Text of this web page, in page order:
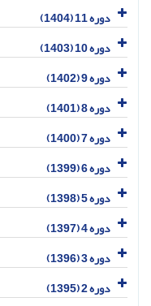
دوره 11 (1404)
دوره 10 (1403)
دوره 9 (1402)
دوره 8 (1401)
دوره 7 (1400)
دوره 6 (1399)
دوره 5 (1398)
دوره 4 (1397)
دوره 3 (1396)
دوره 2 (1395)